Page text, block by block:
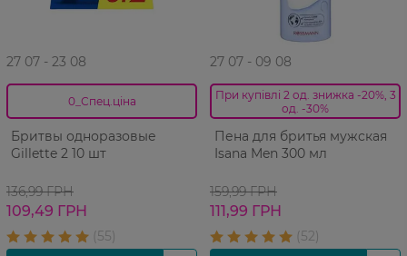
27 07 - 23 08
0_Спец.ціна
Бритвы одноразовые
Gillette 2 10 шт
136,99 ГРН
109,49 ГРН
27 07 - 09 08
При купівлі 2 од. знижка -20%, 3
од. -30%
Пена для бритья мужская
Isana Men 300 мл
159,99 ГРН
111,99 ГРН